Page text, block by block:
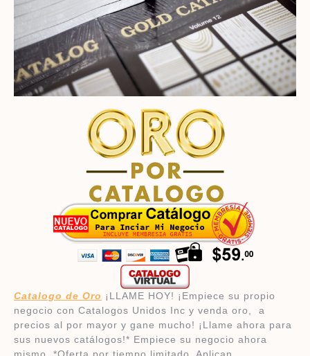
​Catalogo de Oro ¡LLAME HOY! ¡Empiece su propio
negocio con Catalogos Unidos Inc y venda oro, a
precios al por mayor y gane mucho! ¡Llame ahora para
sus nuevos catálogos!* Empiece su negocio ahora